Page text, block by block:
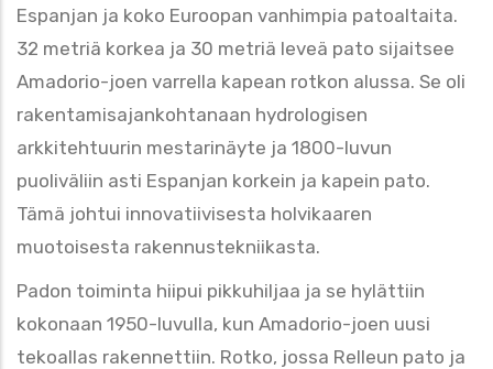
Espanjan ja koko Euroopan vanhimpia patoaltaita.
32 metriä korkea ja 30 metriä leveä pato sijaitsee
Amadorio-joen varrella kapean rotkon alussa. Se oli
rakentamisajankohtanaan hydrologisen
arkkitehtuurin mestarinäyte ja 1800-luvun
puoliväliin asti Espanjan korkein ja kapein pato.
Tämä johtui innovatiivisesta holvikaaren
muotoisesta rakennustekniikasta.
Padon toiminta hiipui pikkuhiljaa ja se hylättiin
kokonaan 1950-luvulla, kun Amadorio-joen uusi
tekoallas rakennettiin. Rotko, jossa Relleun pato ja